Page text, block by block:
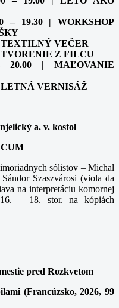
– 19.30 | WORKSHOP
| TEXTILNÝ VEČER
| TVORENIE Z FILCU
20.00 | MAĽOVANIE
LETNÁ VERNISÁŽ
a. v. kostol
sólistov – Michal
Szaszvárosi (viola da
na interpretáciu komornej
– 18. stor. na kópiách
pred Rozkvetom
(Francúzsko, 2026, 99